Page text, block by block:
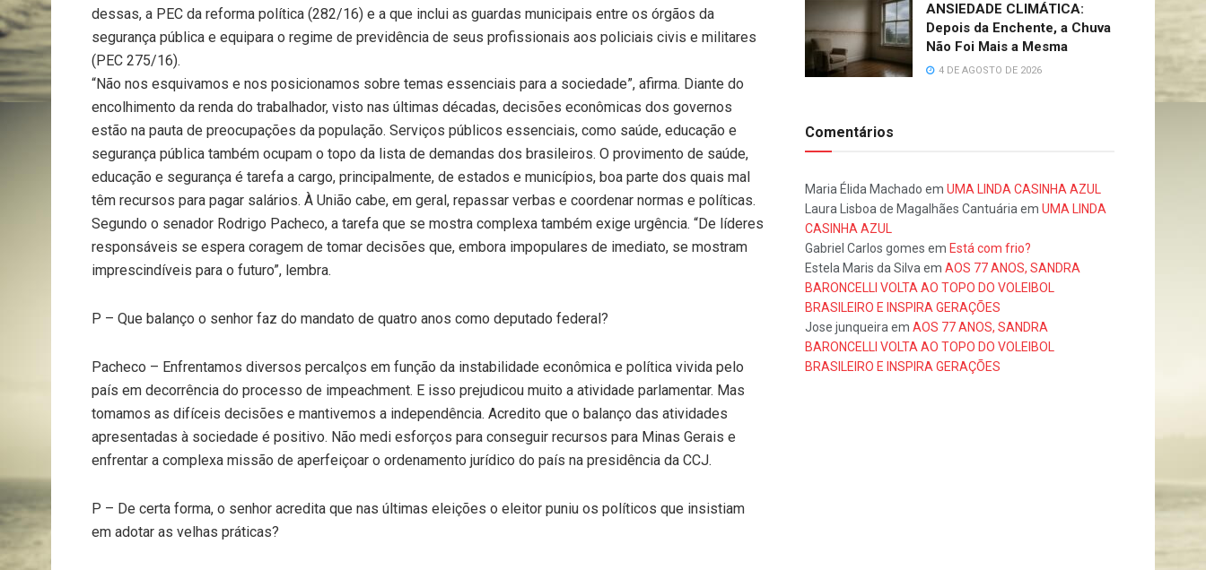
dessas, a PEC da reforma política (282/16) e a que inclui as guardas municipais entre os órgãos da
segurança pública e equipara o regime de previdência de seus profissionais aos policiais civis e militares
(PEC 275/16).
“Não nos esquivamos e nos posicionamos sobre temas essenciais para a sociedade”, afirma. Diante do
encolhimento da renda do trabalhador, visto nas últimas décadas, decisões econômicas dos governos
estão na pauta de preocupações da população. Serviços públicos essenciais, como saúde, educação e
segurança pública também ocupam o topo da lista de demandas dos brasileiros. O provimento de saúde,
educação e segurança é tarefa a cargo, principalmente, de estados e municípios, boa parte dos quais mal
têm recursos para pagar salários. À União cabe, em geral, repassar verbas e coordenar normas e políticas.
Segundo o senador Rodrigo Pacheco, a tarefa que se mostra complexa também exige urgência. “De líderes
responsáveis se espera coragem de tomar decisões que, embora impopulares de imediato, se mostram
imprescindíveis para o futuro”, lembra.
P – Que balanço o senhor faz do mandato de quatro anos como deputado federal?
Pacheco – Enfrentamos diversos percalços em função da instabilidade econômica e política vivida pelo
país em decorrência do processo de impeachment. E isso prejudicou muito a atividade parlamentar. Mas
tomamos as difíceis decisões e mantivemos a independência. Acredito que o balanço das atividades
apresentadas à sociedade é positivo. Não medi esforços para conseguir recursos para Minas Gerais e
enfrentar a complexa missão de aperfeiçoar o ordenamento jurídico do país na presidência da CCJ.
P – De certa forma, o senhor acredita que nas últimas eleições o eleitor puniu os políticos que insistiam
em adotar as velhas práticas?
ANSIEDADE CLIMÁTICA:
Depois da Enchente, a Chuva
Não Foi Mais a Mesma
4 DE AGOSTO DE 2026
Comentários
Maria Élida Machado em UMA LINDA CASINHA AZUL
Laura Lisboa de Magalhães Cantuáriaem UMA LINDA
CASINHA AZUL
Gabriel Carlos gomes em Está com frio?
Estela Maris da Silvaem AOS 77 ANOS, SANDRA
BARONCELLI VOLTA AO TOPO DO VOLEIBOL
BRASILEIRO E INSPIRA GERAÇÕES
Jose junqueiraem AOS 77 ANOS, SANDRA
BARONCELLI VOLTA AO TOPO DO VOLEIBOL
BRASILEIRO E INSPIRA GERAÇÕES